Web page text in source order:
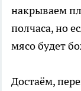
накрываем
полчаса, но
мясо будет
Достаём,